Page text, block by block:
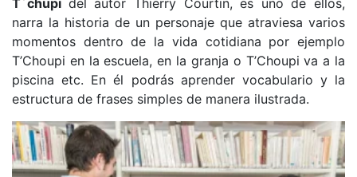
narra la historia de un personaje que atraviesa varios
momentos dentro de la vida cotidiana por ejemplo
T’Choupi en la escuela, en la granja o T’Choupi va a la
piscina etc. En él podrás aprender vocabulario y la
estructura de frases simples de manera ilustrada.